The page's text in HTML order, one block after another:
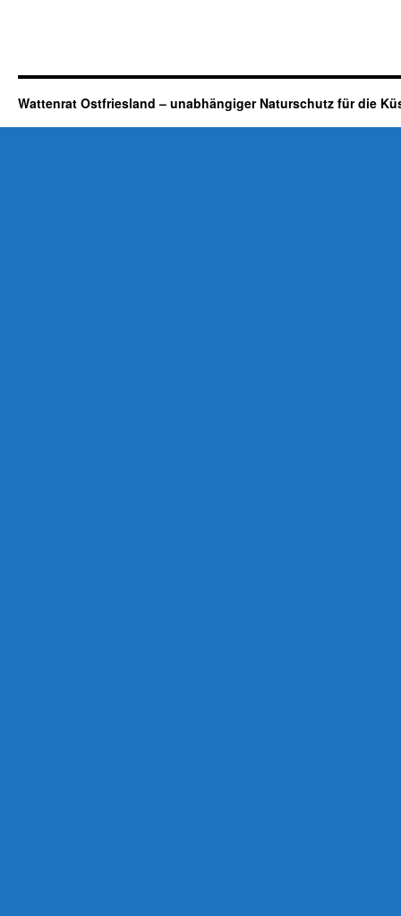
Wattenrat Ostfriesland – unabhängiger Naturschutz für die